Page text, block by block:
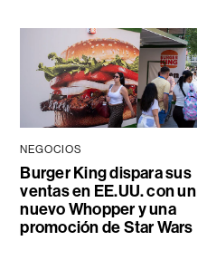
NEGOCIOS
Burger King dispara sus
ventas en EE.UU. con un
nuevo Whopper y una
promoción de Star Wars